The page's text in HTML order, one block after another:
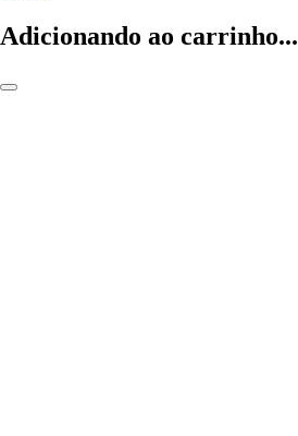
Adicionando ao carrinho...